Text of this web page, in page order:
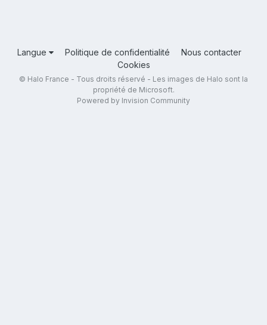
Langue Politique de confidentialité
Nous contacter
Cookies
© Halo France - Tous droits réservé - Les images de Halo sont la
propriété de Microsoft.
Powered by Invision Community